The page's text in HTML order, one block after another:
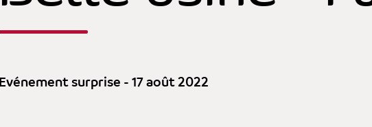
Evénement surprise - 17 août 2022